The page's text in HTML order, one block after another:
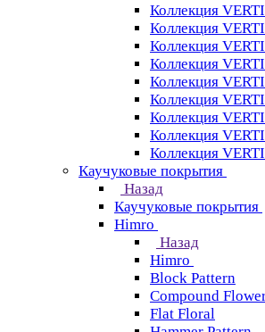
Коллекция
Коллекция
Коллекция
Коллекция
Коллекция
Коллекция
Коллекция
Коллекция
Коллекция
Каучуковые покрытия
Назад
Каучуковые покрытия
Himro
Назад
Himro
Block Pattern
Compound
Flat Floral